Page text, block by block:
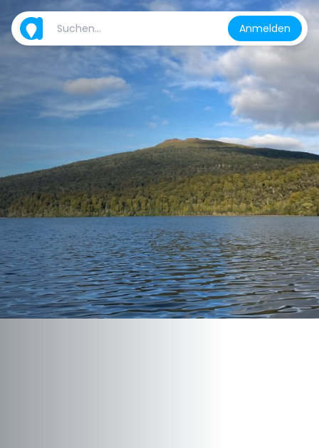
Anmelden